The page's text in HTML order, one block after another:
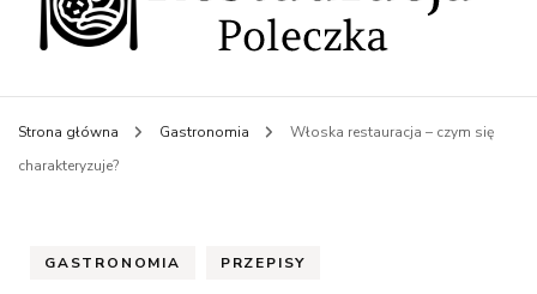
Jedzenie, kuchnia odżywanie
Strona główna Gastronomia
Włoska restauracja – czym się
charakteryzuje?
GASTRONOMIA PRZEPISY